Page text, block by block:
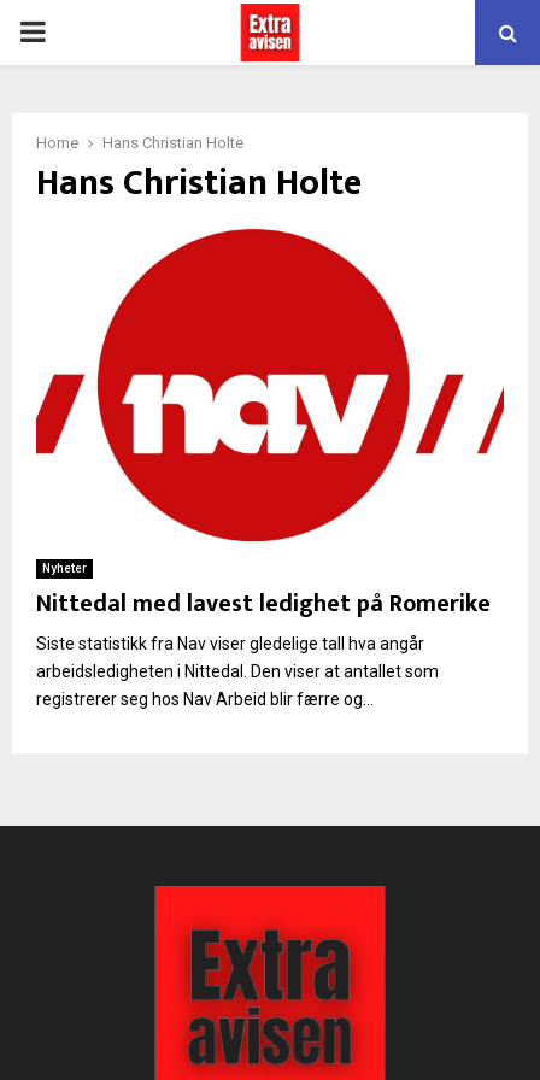
PRIMARY
Home Hans Christian Holte
Hans Christian Holte
Nyheter
Nittedal med lavest ledighet på Romerike
Siste statistikk fra Nav viser gledelige tall hva angår
arbeidsledigheten i Nittedal. Den viser at antallet som
registrerer seg hos Nav Arbeid blir færre og...